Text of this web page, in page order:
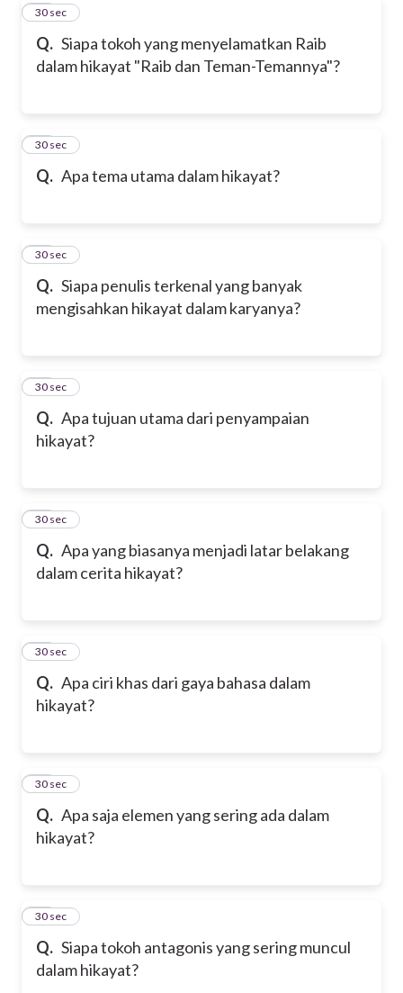
Q. Siapa tokoh yang menyelamatkan Raib
dalam hikayat "Raib dan Teman-Temannya"?
20
30 sec
Q. Apa tema utama dalam hikayat?
21
30 sec
Q. Siapa penulis terkenal yang banyak
mengisahkan hikayat dalam karyanya?
22
30 sec
Q. Apa tujuan utama dari penyampaian
hikayat?
23
30 sec
Q. Apa yang biasanya menjadi latar belakang
dalam cerita hikayat?
24
30 sec
Q. Apa ciri khas dari gaya bahasa dalam
hikayat?
25
30 sec
Q. Apa saja elemen yang sering ada dalam
hikayat?
26
30 sec
Q. Siapa tokoh antagonis yang sering muncul
dalam hikayat?
27
30 sec